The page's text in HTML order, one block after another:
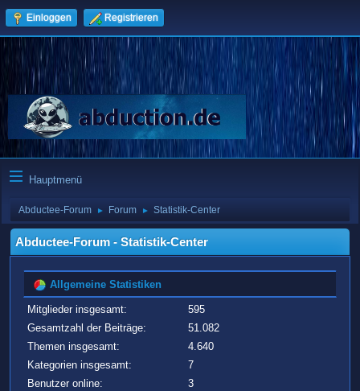
Einloggen Registrieren
Hauptmenü
Abductee-Forum ► Forum ► Statistik-Center
Abductee-Forum - Statistik-Center
Allgemeine Statistiken
Mitglieder insgesamt:
595
Gesamtzahl der Beiträge:
51.082
Themen insgesamt:
4.640
Kategorien insgesamt:
7
Benutzer online:
3